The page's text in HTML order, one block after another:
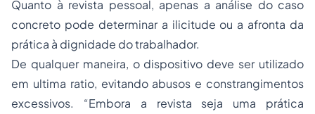
Quanto à revista pessoal, apenas a análise do caso
concreto pode determinar a ilicitude ou a afronta da
prática à dignidade do trabalhador.
De qualquer maneira, o dispositivo deve ser utilizado
em ultima ratio, evitando abusos e constrangimentos
excessivos. “Embora a revista seja uma prática